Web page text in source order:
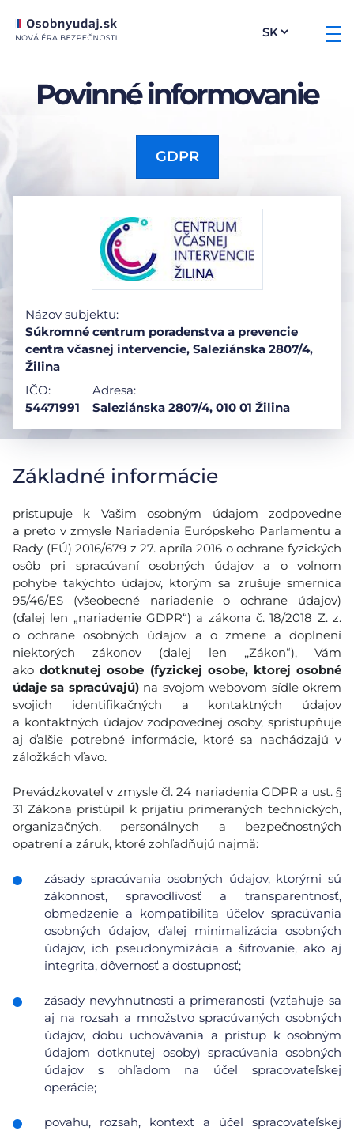
Povinné informovanie
GDPR
Názov subjektu:
Súkromné centrum poradenstva a prevencie
centra včasnej intervencie, Saleziánska 2807/4,
Žilina
IČO:
54471991
Adresa:
Saleziánska 2807/4, 010 01 Žilina
Základné informácie
pristupuje k Vašim osobným údajom zodpovedne
a preto v zmysle Nariadenia Európskeho Parlamentu a
Rady (EÚ) 2016/679 z 27. apríla 2016 o ochrane fyzických
osôb pri spracúvaní osobných údajov a o voľnom
pohybe takýchto údajov, ktorým sa zrušuje smernica
95/46/ES (všeobecné nariadenie o ochrane údajov)
(ďalej len „nariadenie GDPR“) a zákona č. 18/2018 Z. z.
o ochrane osobných údajov a o zmene a doplnení
niektorých zákonov (ďalej len ,,Zákon“), Vám
akodotknutej osobe (fyzickej osobe, ktorej osobné
údaje sa spracúvajú)na svojom webovom sídle okrem
svojich identifikačných a kontaktných údajov
a kontaktných údajov zodpovednej osoby, sprístupňuje
aj ďalšie potrebné informácie, ktoré sa nachádzajú v
záložkách vľavo.
Prevádzkovateľ v zmysle čl. 24 nariadenia GDPR a ust. §
31 Zákona pristúpil k prijatiu primeraných technických,
organizačných, personálnych a bezpečnostných
opatrení a záruk, ktoré zohľadňujú najmä:
zásady spracúvania osobných údajov, ktorými sú
zákonnosť, spravodlivosť a transparentnosť,
obmedzenie a kompatibilita účelov spracúvania
osobných údajov, ďalej minimalizácia osobných
údajov, ich pseudonymizácia a šifrovanie, ako aj
integrita, dôvernosť a dostupnosť;
zásady nevyhnutnosti a primeranosti (vzťahuje sa
aj na rozsah a množstvo spracúvaných osobných
údajov, dobu uchovávania a prístup k osobným
údajom dotknutej osoby) spracúvania osobných
údajov s ohľadom na účel spracovateľskej
operácie;
povahu, rozsah, kontext a účel spracovateľskej